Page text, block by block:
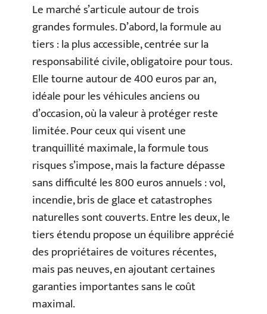
Le marché s’articule autour de trois
grandes formules. D’abord, la formule au
tiers : la plus accessible, centrée sur la
responsabilité civile, obligatoire pour tous.
Elle tourne autour de 400 euros par an,
idéale pour les véhicules anciens ou
d’occasion, où la valeur à protéger reste
limitée. Pour ceux qui visent une
tranquillité maximale, la formule tous
risques s’impose, mais la facture dépasse
sans difficulté les 800 euros annuels : vol,
incendie, bris de glace et catastrophes
naturelles sont couverts. Entre les deux, le
tiers étendu propose un équilibre apprécié
des propriétaires de voitures récentes,
mais pas neuves, en ajoutant certaines
garanties importantes sans le coût
maximal.